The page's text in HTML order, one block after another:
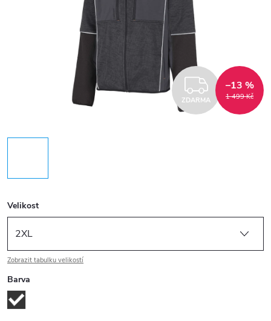
ZDARMA 1 499 Kč
–13 %
Velikost
Zobrazit tabulku velikostí
Barva